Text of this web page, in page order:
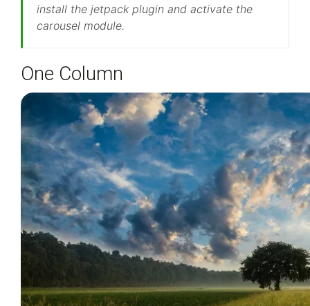
install the jetpack plugin and activate the
carousel module.
One Column